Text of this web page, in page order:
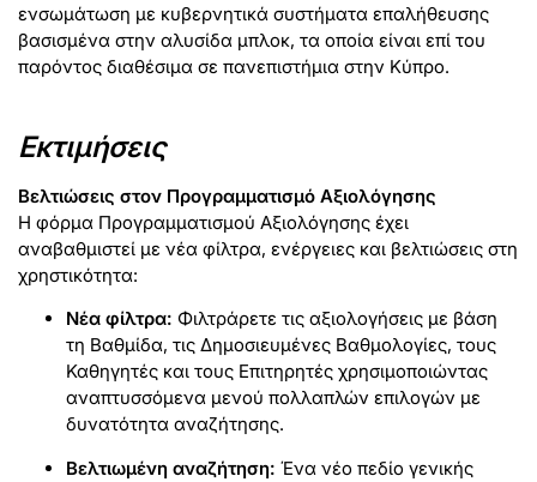
ενσωμάτωση με κυβερνητικά συστήματα επαλήθευσης
βασισμένα στην αλυσίδα μπλοκ, τα οποία είναι επί του
παρόντος διαθέσιμα σε πανεπιστήμια στην Κύπρο.
Εκτιμήσεις
Βελτιώσεις στον Προγραμματισμό Αξιολόγησης
Η φόρμα Προγραμματισμού Αξιολόγησης έχει
αναβαθμιστεί με νέα φίλτρα, ενέργειες και βελτιώσεις στη
χρηστικότητα:
Νέα φίλτρα: Φιλτράρετε τις αξιολογήσεις με βάση
τη Βαθμίδα, τις Δημοσιευμένες Βαθμολογίες, τους
Καθηγητές και τους Επιτηρητές χρησιμοποιώντας
αναπτυσσόμενα μενού πολλαπλών επιλογών με
δυνατότητα αναζήτησης.
Βελτιωμένη αναζήτηση: Ένα νέο πεδίο γενικής